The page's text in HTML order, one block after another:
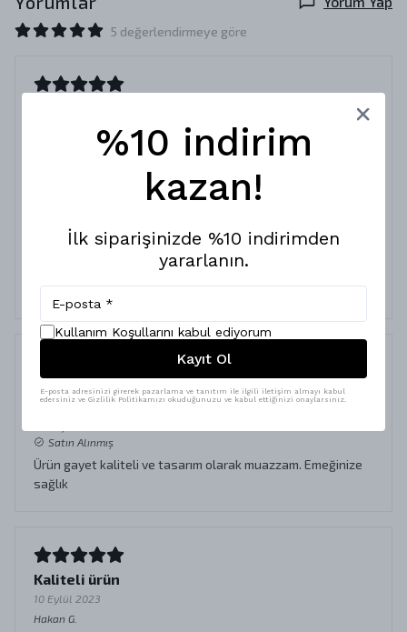
5 değerlendirmeye göre
27 Aralık 2024
XS gayet başarılı oldu , bir kaç farklı tshirt aldım fakat
bunun baskısı bir farklı ve tekrar almak zorunda kaldım
Düşüncem
12 Ekim 2023
Satın Alınmış
Ürün gayet kaliteli ve tasarım olarak muazzam. Emeğinize
sağlık
Kaliteli ürün
10 Eylül 2023
Hakan G.
%10 indirim
kazan!
İlk siparişinizde %10 indirimden
yararlanın.
Kullanım Koşullarını kabul ediyorum
Kayıt Ol
E-posta adresinizi girerek pazarlama ve tanıtım ile ilgili iletişim almayı kabul
edersiniz ve Gizlilik Politikamızı okuduğunuzu ve kabul ettiğinizi onaylarsınız.